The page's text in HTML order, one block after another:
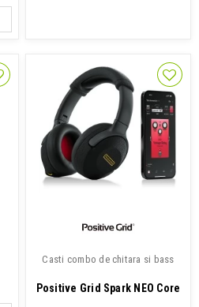
Casti combo de chitara si bass
Positive Grid Spark NEO Core